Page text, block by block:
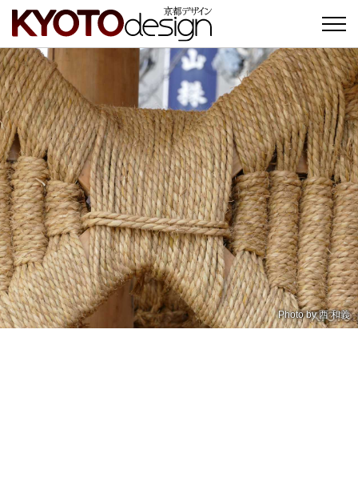
Photo by西 和義